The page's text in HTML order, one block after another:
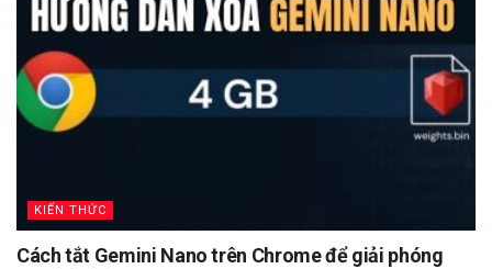
KIẾN THỨC
Cách tắt Gemini Nano trên Chrome để giải phóng